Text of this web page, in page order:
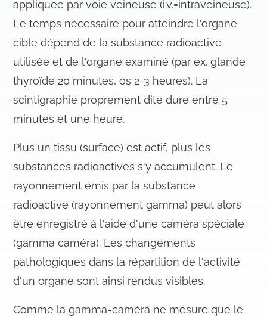
appliquée par voie veineuse (i.v.=intraveineuse).
Le temps nécessaire pour atteindre l'organe
cible dépend de la substance radioactive
utilisée et de l'organe examiné (par ex. glande
thyroïde 20 minutes, os 2-3 heures). La
scintigraphie proprement dite dure entre 5
minutes et une heure.
Plus un tissu (surface) est actif, plus les
substances radioactives s'y accumulent. Le
rayonnement émis par la substance
radioactive (rayonnement gamma) peut alors
être enregistré à l'aide d'une caméra spéciale
(gamma caméra). Les changements
pathologiques dans la répartition de l'activité
d'un organe sont ainsi rendus visibles.
Comme la gamma-caméra ne mesure que le